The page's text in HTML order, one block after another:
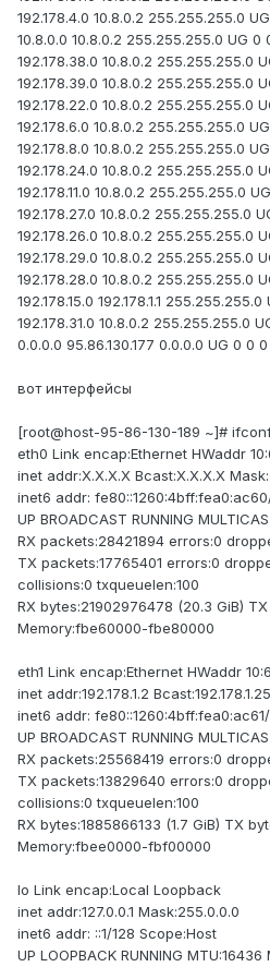
192.178.4.0 10.8.0.2 255.255.255.0
10.8.0.0 10.8.0.2 255.255.255.0 UG 0
192.178.38.0 10.8.0.2 255.255.255.0
192.178.39.0 10.8.0.2 255.255.255.0
192.178.22.0 10.8.0.2 255.255.255.0
192.178.6.0 10.8.0.2 255.255.255.0
192.178.8.0 10.8.0.2 255.255.255.0
192.178.24.0 10.8.0.2 255.255.255.0
192.178.11.0 10.8.0.2 255.255.255.0
192.178.27.0 10.8.0.2 255.255.255.0
192.178.26.0 10.8.0.2 255.255.255.0
192.178.29.0 10.8.0.2 255.255.255.0
192.178.28.0 10.8.0.2 255.255.255.0
192.178.15.0 192.178.1.1
192.178.31.0 10.8.0.2 255.255.255.0
0.0.0.0 95.86.130.177 0.0.0.0 UG 0 0
вот интерфейсы
[root@host-95-86-130-189 ~]#
eth0 Link encap:Ethernet HWaddr
inet addr:X.X.X.X Bcast:X.X.X.X
inet6 addr:
UP BROADCAST RUNNING
RX packets:28421894 errors:0
TX packets:17765401 errors:0
collisions:0 txqueuelen:100
RX bytes:21902976478 (20.3 GiB)
Memory:fbe60000-fbe80000
eth1 Link encap:Ethernet HWaddr
inet addr:192.178.1.2
inet6 addr:
UP BROADCAST RUNNING
RX packets:25568419 errors:0
TX packets:13829640 errors:0
collisions:0 txqueuelen:100
RX bytes:1885866133 (1.7 GiB) TX
Memory:fbee0000-fbf00000
lo Link encap:Local Loopback
inet addr:127.0.0.1 Mask:255.0.0.0
inet6 addr: ::1/128 Scope:Host
UP LOOPBACK RUNNING MTU:16436